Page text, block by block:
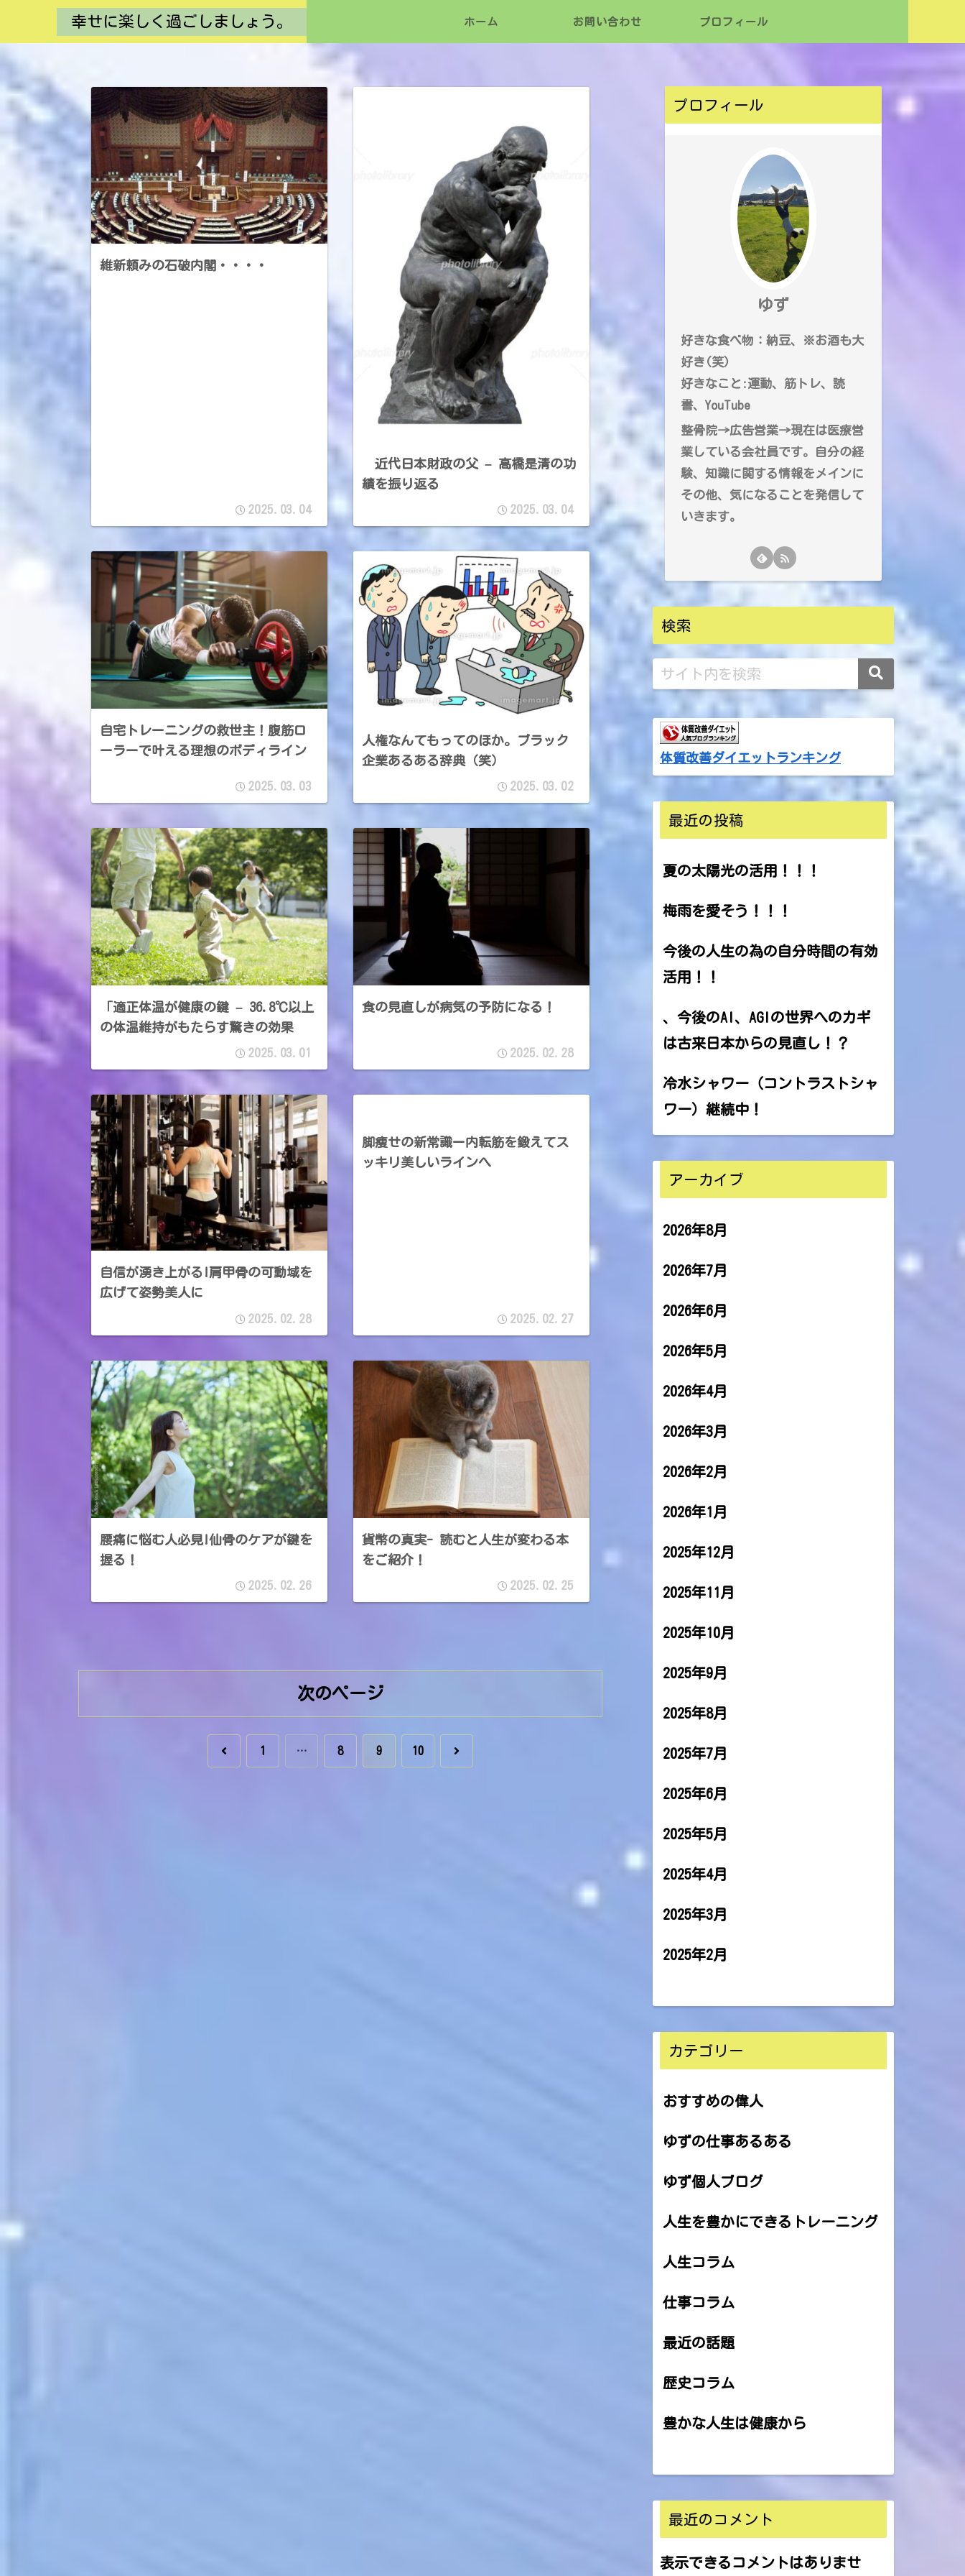
幸せに楽しく過ごしましょう。 ホーム お問い合わせ プロフィール
維新頼みの石破内閣・・・・
2025.03.04
近代日本財政の父 – 高橋是清の功
績を振り返る
2025.03.04
自宅トレーニングの救世主！腹筋ロ
ーラーで叶える理想のボディライン
2025.03.03
人権なんてもってのほか。ブラック
企業あるある辞典（笑）
2025.03.02
「適正体温が健康の鍵 – 36.8℃以上
の体温維持がもたらす驚きの効果
2025.03.01
食の見直しが病気の予防になる！
2025.02.28
自信が湧き上がる!肩甲骨の可動域を
広げて姿勢美人に
2025.02.28
脚痩せの新常識ー内転筋を鍛えてス
ッキリ美しいラインへ
2025.02.27
腰痛に悩む人必見!仙骨のケアが鍵を
握る！
2025.02.26
貨幣の真実- 読むと人生が変わる本
をご紹介！
2025.02.25
次のページ
前 1 … 8 9 10 次
プロフィール
ゆず
好きな食べ物：納豆、※お酒も大
好き(笑)
好きなこと:運動、筋トレ、読
書、YouTube
整骨院→広告営業→現在は医療営
業している会社員です。自分の経
験、知識に関する情報をメインに
その他、気になることを発信して
いきます。
検索
体質改善ダイエットランキング
最近の投稿
夏の太陽光の活用！！！
梅雨を愛そう！！！
今後の人生の為の自分時間の有効
活用！！
、今後のAI、AGIの世界へのカギ
は古来日本からの見直し！？
冷水シャワー（コントラストシャ
ワー）継続中！
アーカイブ
2026年8月
2026年7月
2026年6月
2026年5月
2026年4月
2026年3月
2026年2月
2026年1月
2025年12月
2025年11月
2025年10月
2025年9月
2025年8月
2025年7月
2025年6月
2025年5月
2025年4月
2025年3月
2025年2月
カテゴリー
おすすめの偉人
ゆずの仕事あるある
ゆず個人ブログ
人生を豊かにできるトレーニング
人生コラム
仕事コラム
最近の話題
歴史コラム
豊かな人生は健康から
最近のコメント
表示できるコメントはありませ